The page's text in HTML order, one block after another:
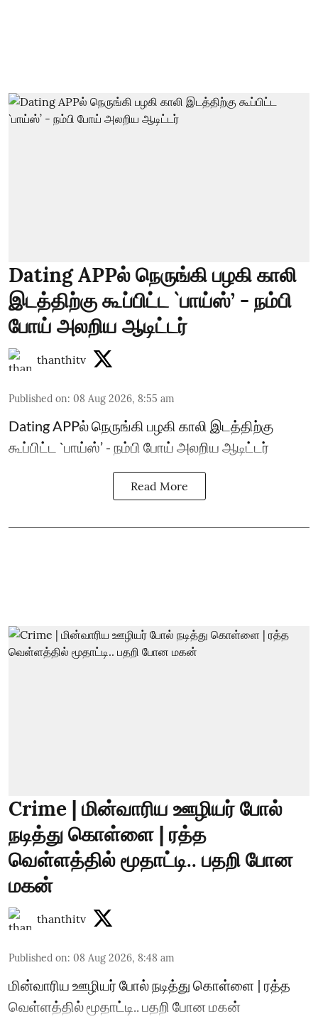
Dating APPல் நெருங்கி பழகி காலி
இடத்திற்கு கூப்பிட்ட `பாய்ஸ்’ - நம்பி
போய் அலறிய ஆடிட்டர்
thanthitv
Published on: 08 Aug 2026, 8:55 am
Dating APPல் நெருங்கி பழகி காலி இடத்திற்கு
கூப்பிட்ட `பாய்ஸ்’ - நம்பி போய் அலறிய ஆடிட்டர்
Read More
Crime | மின்வாரிய ஊழியர் போல்
நடித்து கொள்ளை | ரத்த
வெள்ளத்தில் மூதாட்டி.. பதறி போன
மகன்
thanthitv
Published on: 08 Aug 2026, 8:48 am
மின்வாரிய ஊழியர் போல் நடித்து கொள்ளை | ரத்த
வெள்ளத்தில் மூதாட்டி.. பதறி போன மகன்